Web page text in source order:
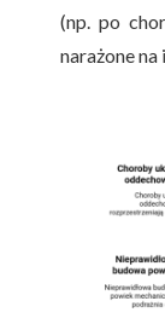
(np. po
narażone na